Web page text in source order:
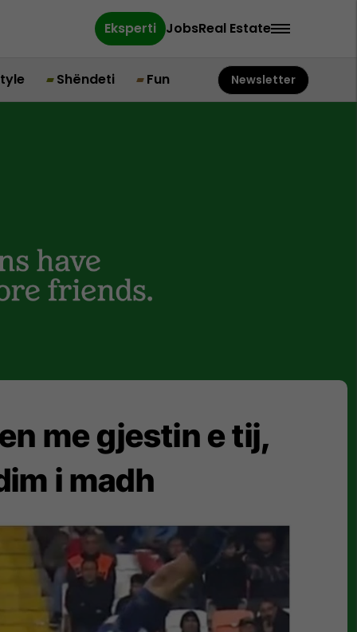
Eksperti JobsReal Estate
Shëndeti Fun Newsletter
me gjestin e tij,
i madh